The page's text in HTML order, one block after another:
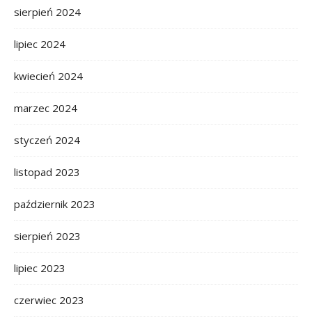
sierpień 2024
lipiec 2024
kwiecień 2024
marzec 2024
styczeń 2024
listopad 2023
październik 2023
sierpień 2023
lipiec 2023
czerwiec 2023